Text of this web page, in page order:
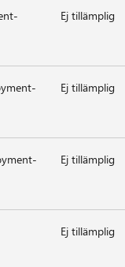
Ej tillämplig
Ej tillämplig
Ej tillämplig
Ej tillämplig